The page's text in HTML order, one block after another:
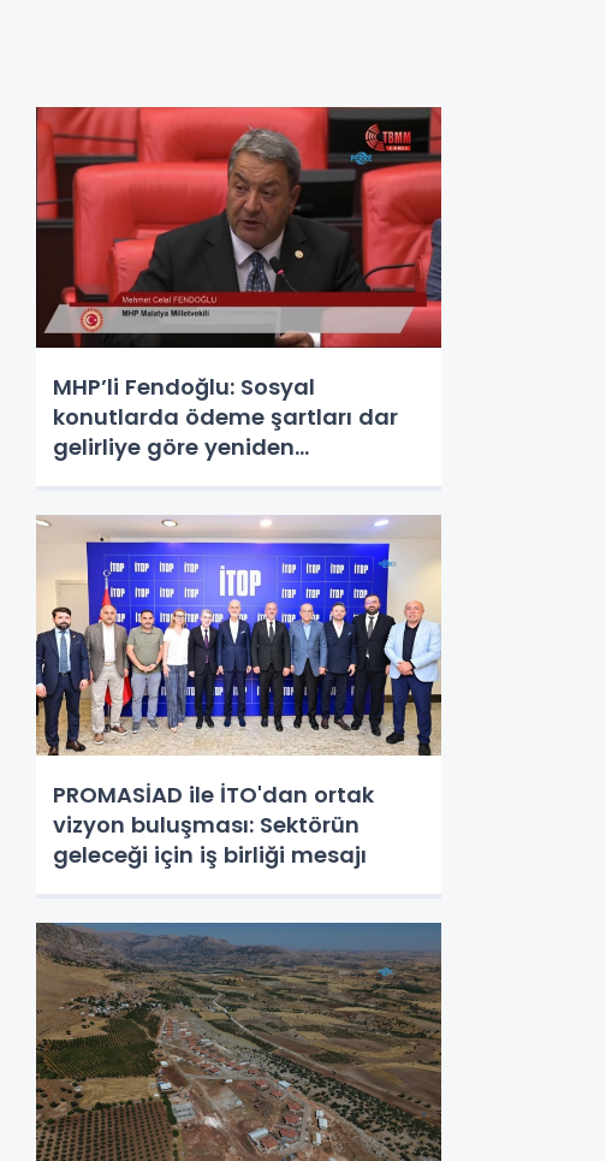
MHP’li Fendoğlu: Sosyal
konutlarda ödeme şartları dar
gelirliye göre yeniden
PROMASİAD ile İTO'dan ortak
vizyon buluşması: Sektörün
geleceği için iş birliği mesajı